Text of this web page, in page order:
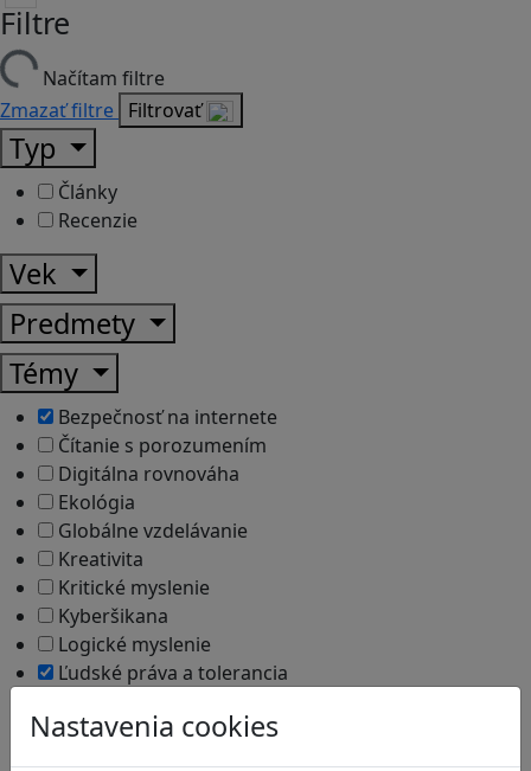
Nastavenia cookies
Filtre
Načítam filtre
Zmazať filtre Filtrovať
Typ
Články
Recenzie
Vek
Predmety
Témy
Bezpečnosť na internete
Čítanie s porozumením
Digitálna rovnováha
Ekológia
Globálne vzdelávanie
Kreativita
Kritické myslenie
Kyberšikana
Logické myslenie
Ľudské práva a tolerancia
Programovanie/Technika